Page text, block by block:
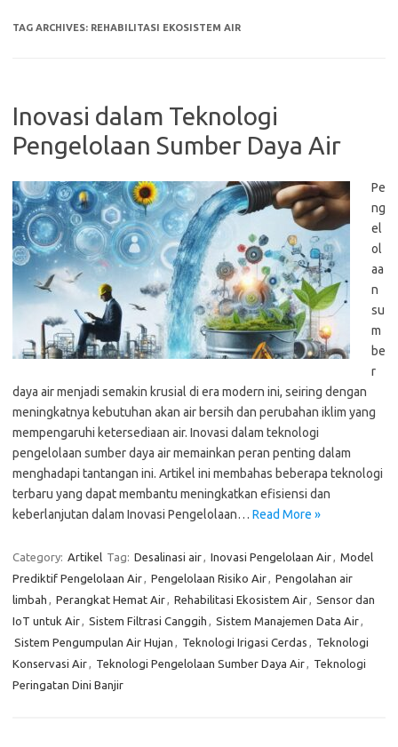
TAG ARCHIVES: REHABILITASI EKOSISTEM AIR
Inovasi dalam Teknologi
Pengelolaan Sumber Daya Air
Pe
ng
el
ol
aa
n
su
m
be
r
daya air menjadi semakin krusial di era modern ini, seiring dengan
meningkatnya kebutuhan akan air bersih dan perubahan iklim yang
mempengaruhi ketersediaan air. Inovasi dalam teknologi
pengelolaan sumber daya air memainkan peran penting dalam
menghadapi tantangan ini. Artikel ini membahas beberapa teknologi
terbaru yang dapat membantu meningkatkan efisiensi dan
keberlanjutan dalam Inovasi Pengelolaan… Read More »
Category: Artikel Tag: Desalinasi air, Inovasi Pengelolaan Air, Model
Prediktif Pengelolaan Air, Pengelolaan Risiko Air, Pengolahan air
limbah , Perangkat Hemat Air, Rehabilitasi Ekosistem Air, Sensor dan
IoT untuk Air, Sistem Filtrasi Canggih , Sistem Manajemen Data Air,
Sistem Pengumpulan Air Hujan , Teknologi Irigasi Cerdas , Teknologi
Konservasi Air, Teknologi Pengelolaan Sumber Daya Air, Teknologi
Peringatan Dini Banjir